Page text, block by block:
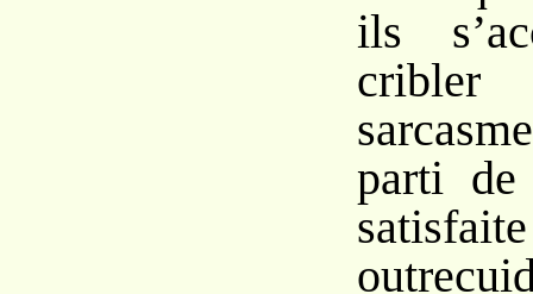
ils
parti de